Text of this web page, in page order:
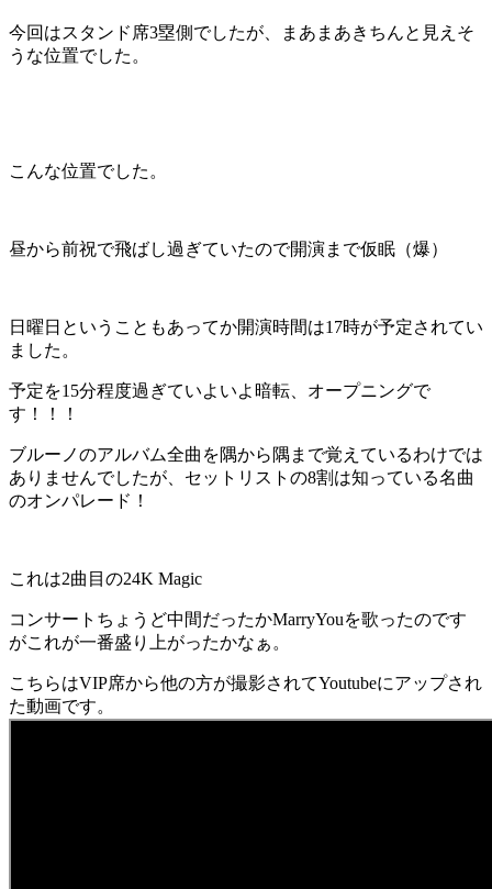
今回はスタンド席3塁側でしたが、まあまあきちんと見えそ
うな位置でした。
こんな位置でした。
昼から前祝で飛ばし過ぎていたので開演まで仮眠（爆）
日曜日ということもあってか開演時間は17時が予定されてい
ました。
予定を15分程度過ぎていよいよ暗転、オープニングで
す！！！
ブルーノのアルバム全曲を隅から隅まで覚えているわけでは
ありませんでしたが、セットリストの8割は知っている名曲
のオンパレード！
これは2曲目の24K Magic
コンサートちょうど中間だったかMarryYouを歌ったのです
がこれが一番盛り上がったかなぁ。
こちらはVIP席から他の方が撮影されてYoutubeにアップされ
た動画です。